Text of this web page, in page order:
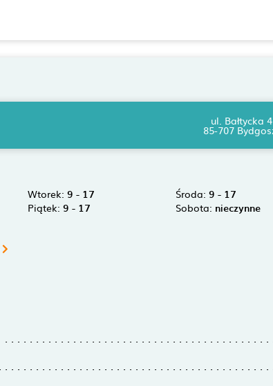
ul. Bałtycka
85-707
Wtorek:9 - 17 Środa: 9 - 17
Piątek:9 - 17 Sobota: nieczynne